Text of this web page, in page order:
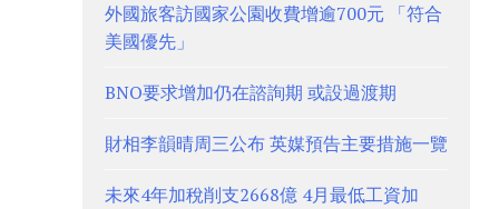
外國旅客訪國家公園收費增逾700元 「符合
美國優先」
BNO要求增加仍在諮詢期 或設過渡期
財相李韻晴周三公布 英媒預告主要措施一覽
未來4年加稅削支2668億 4月最低工資加